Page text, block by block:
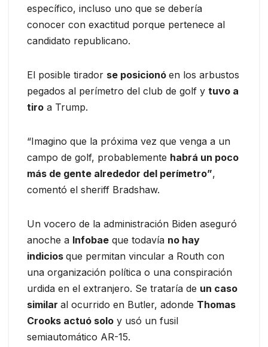
específico, incluso uno que se debería
conocer con exactitud porque pertenece al
candidato republicano.
El posible tirador se posicionó en los arbustos
pegados al perímetro del club de golf y tuvo a
tiro a Trump.
“Imagino que la próxima vez que venga a un
campo de golf, probablemente habrá un poco
más de gente alrededor del perímetro”,
comentó el sheriff Bradshaw.
Un vocero de la administración Biden aseguró
anoche a Infobae que todavía no hay
indicios que permitan vincular a Routh con
una organización política o una conspiración
urdida en el extranjero. Se trataría de un caso
similar al ocurrido en Butler, adonde Thomas
Crooks actuó solo y usó un fusil
semiautomático AR-15.